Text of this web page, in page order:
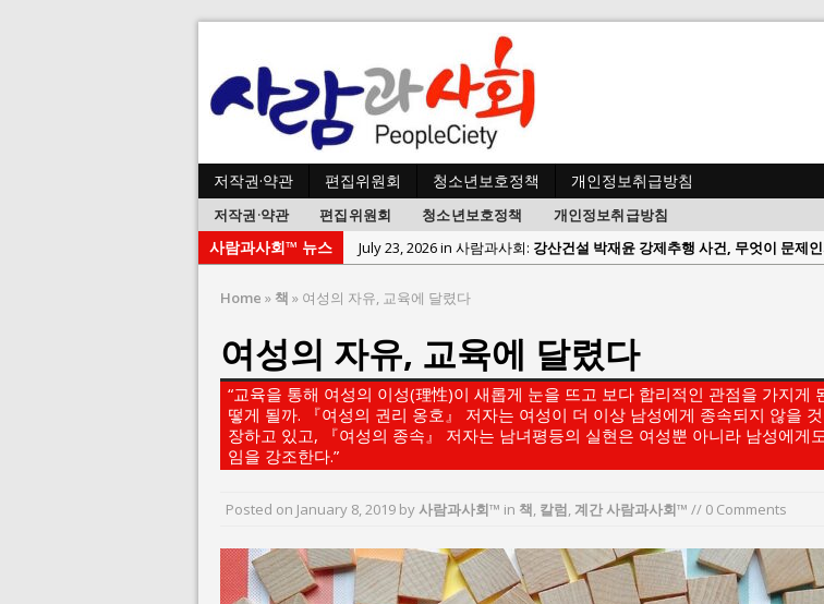
저작권·약관 편집위원회 청소년보호정책 개인정보취급방침
저작권·약관 편집위원회 청소년보호정책 개인정보취급방침
사람과사회™ 뉴스 July 23, 2026 in 사람과사회: 강산건설 박재윤 강제추행 사건, 무엇이 문제
June 22, 2026 in 사람과사회:서효석 충청향우회중앙회 총재 취임 논란 확산
June 8, 2026 in 사람과사회:지방의회 공약은 ‘빛 좋은 개살구’인가?
June 2, 2026 in 사람과사회:“7월 1일 의장 선출은 ‘위법’이다”
May 27, 2026 in 사람과사회:“엄마의 절박함과 ‘실무형 정치인’으로 생활
May 23, 2026 in 사람과사회:김종대, “현대전, 강한 군대도 약해질 수 있다”
August 3, 2026 in 사람과사회:이홍원 작가, 생활문화상품 4종 판매
Home » 책 » 여성의 자유, 교육에 달렸다
여성의 자유, 교육에 달렸다
“교육을 통해 여성의 이성(理性)이 새롭게 눈을 뜨고 보다 합리적인 관점을 가지게
떻게 될까. 『여성의 권리 옹호』 저자는 여성이 더 이상 남성에게 종속되지 않을
장하고 있고, 『여성의 종속』 저자는 남녀평등의 실현은 여성뿐 아니라 남성에게
임을 강조한다.”
Posted on January 8, 2019 by사람과사회™ in 책, 칼럼, 계간 사람과사회™ // 0 Comments